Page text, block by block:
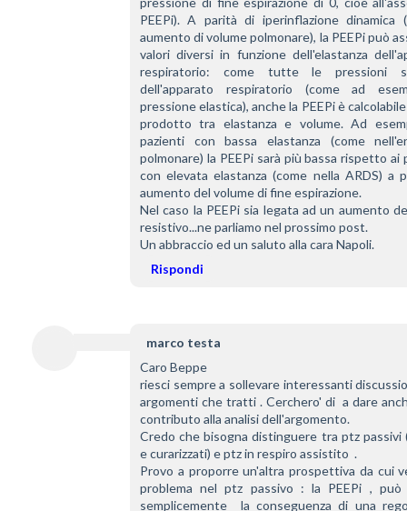
PEEPi). A parità di iperinflazione dinamica
aumento di volume polmonare), la PEEPi può
valori diversi in funzione dell'elastanza
respiratorio: come tutte le pressioni
dell'apparato respiratorio (come ad
pressione elastica), anche la PEEPi è
prodotto tra elastanza e volume. Ad
pazienti con bassa elastanza (come
polmonare) la PEEPi sarà più bassa rispetto ai
con elevata elastanza (come nella ARDS) a
aumento del volume di fine espirazione.
Nel caso la PEEPi sia legata ad un aumento
resistivo...ne parliamo nel prossimo post.
Un abbraccio ed un saluto alla cara Napoli.
Rispondi
marco testa
Caro Beppe
riesci sempre a sollevare interessanti
argomenti che tratti . Cerchero' di  a dare
contributo alla analisi dell'argomento.
Credo che bisogna distinguere tra ptz passivi
e curarizzati) e ptz in respiro assistito  .
Provo a proporre un'altra prospettiva da cui
problema nel ptz passivo : la PEEPi , può
semplicemente  la conseguenza di una